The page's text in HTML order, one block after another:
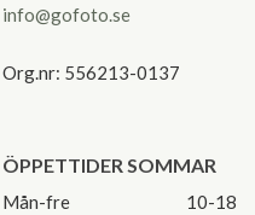
info@gofoto.se
Org.nr: 556213-0137
ÖPPETTIDER SOMMAR
Mån-fre
10-18